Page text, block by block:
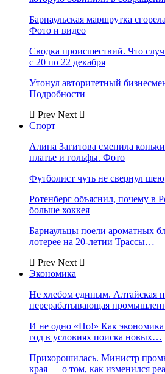
Барнаульская маршрутка
Фото и видео
Сводка происшествий. Что
с 20 по 22 декабря
Утонул авторитетный
Подробности
Prev Next
Спорт
Алина Загитова сменила
платье и гольфы. Фото
Футболист чуть не свернул
Ротенберг объяснил, почему в
больше хоккея
Барнаульцы поели ароматных
лотерее на 20-летии Трассы…
Prev Next
Экономика
Не хлебом единым. Алтайская
перерабатывающая
И не одно «Но!» Как
год в условиях поиска новых…
Прихорошилась. Министр
края — о том, как изменился